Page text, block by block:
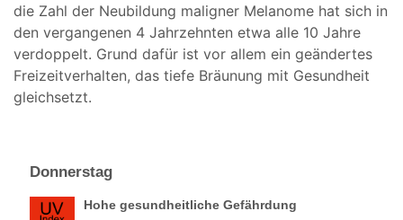
die Zahl der Neubildung maligner Melanome hat sich in
den vergangenen 4 Jahrzehnten etwa alle 10 Jahre
verdoppelt. Grund dafür ist vor allem ein geändertes
Freizeitverhalten, das tiefe Bräunung mit Gesundheit
gleichsetzt.